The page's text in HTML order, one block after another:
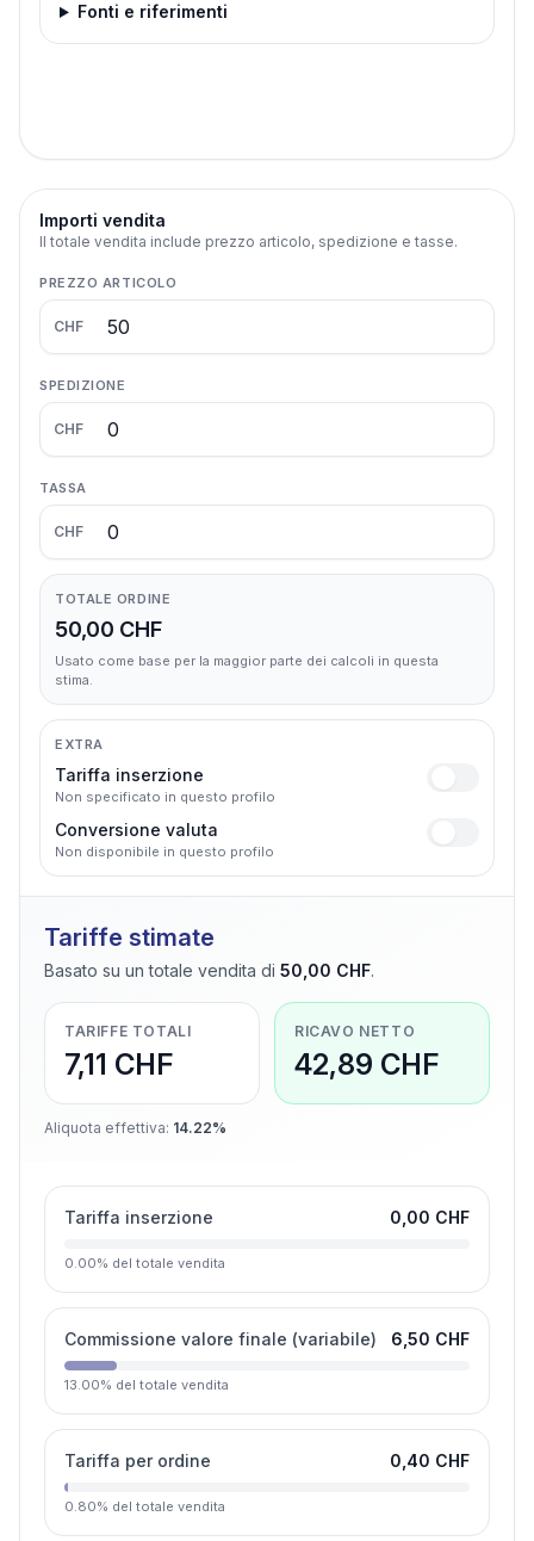
Fonti e riferimenti
Importi vendita
Il totale vendita include prezzo articolo, spedizione e tasse.
PREZZO ARTICOLO
CHF
SPEDIZIONE
CHF
TASSA
CHF
TOTALE ORDINE
50,00 CHF
Usato come base per la maggior parte dei calcoli in questa
stima.
EXTRA
Tariffa inserzione
Non specificato in questo profilo
Conversione valuta
Non disponibile in questo profilo
Tariffe stimate
Basato su un totale vendita di 50,00 CHF.
TARIFFE TOTALI
7,11 CHF
RICAVO NETTO
42,89 CHF
Aliquota effettiva: 14.22%
Tariffa inserzione 0,00 CHF
0.00% del totale vendita
Commissione valore finale (variabile) 6,50 CHF
13.00% del totale vendita
Tariffa per ordine 0,40 CHF
0.80% del totale vendita